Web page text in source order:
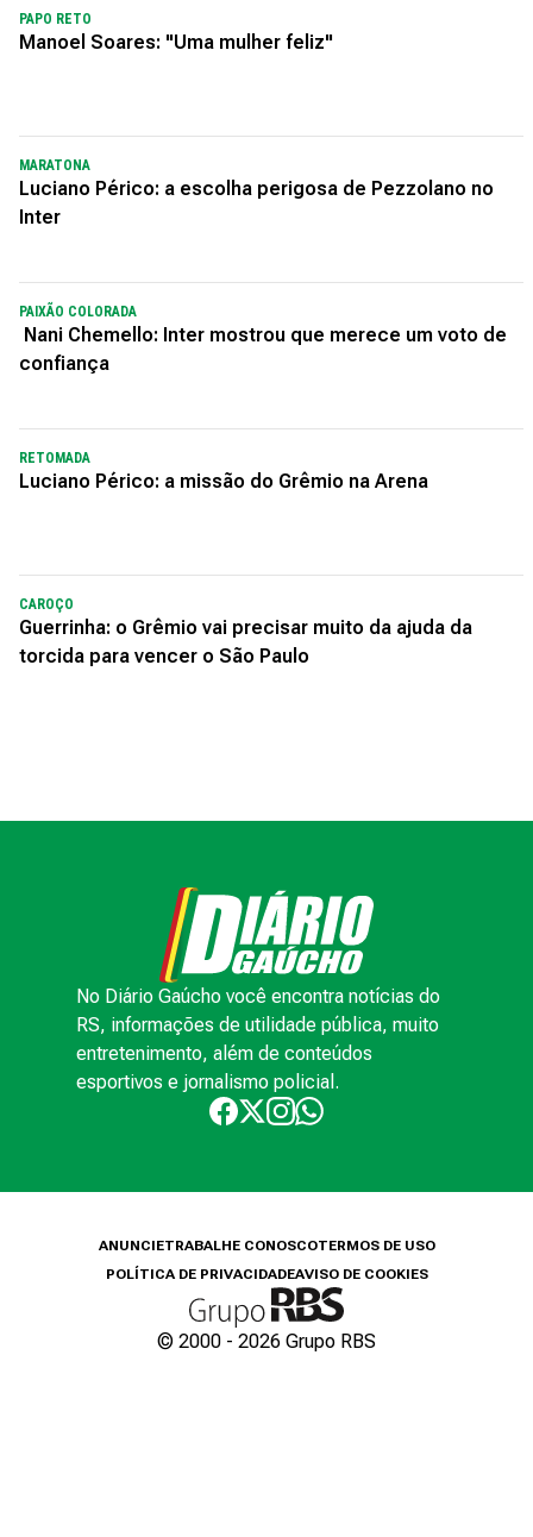
PAPO RETO
Manoel Soares: "Uma mulher feliz"
MARATONA
Luciano Périco: a escolha perigosa de Pezzolano no
Inter
PAIXÃO COLORADA
Nani Chemello: Inter mostrou que merece um voto de
confiança
RETOMADA
Luciano Périco: a missão do Grêmio na Arena
CAROÇO
Guerrinha: o Grêmio vai precisar muito da ajuda da
torcida para vencer o São Paulo
No Diário Gaúcho você encontra notícias do
RS, informações de utilidade pública, muito
entretenimento, além de conteúdos
esportivos e jornalismo policial.
ANUNCIETRABALHE CONOSCOTERMOS DE USO
POLÍTICA DE PRIVACIDADEAVISO DE COOKIES
© 2000 - 2026 Grupo RBS